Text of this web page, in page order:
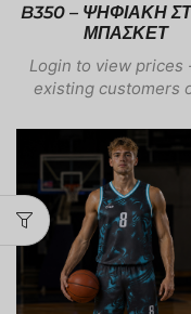
B350 – ΨΗΦΙΑΚΗ
ΜΠΑΣΚΕΤ
Login to view prices
existing customers